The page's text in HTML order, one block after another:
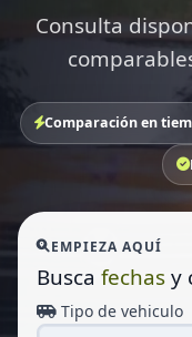
Consulta
Comparación en
EMPIEZA AQUÍ
Busca fechasy
Tipo de vehiculo